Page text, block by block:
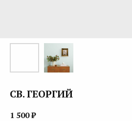
СВ. ГЕОРГИЙ
1 500₽